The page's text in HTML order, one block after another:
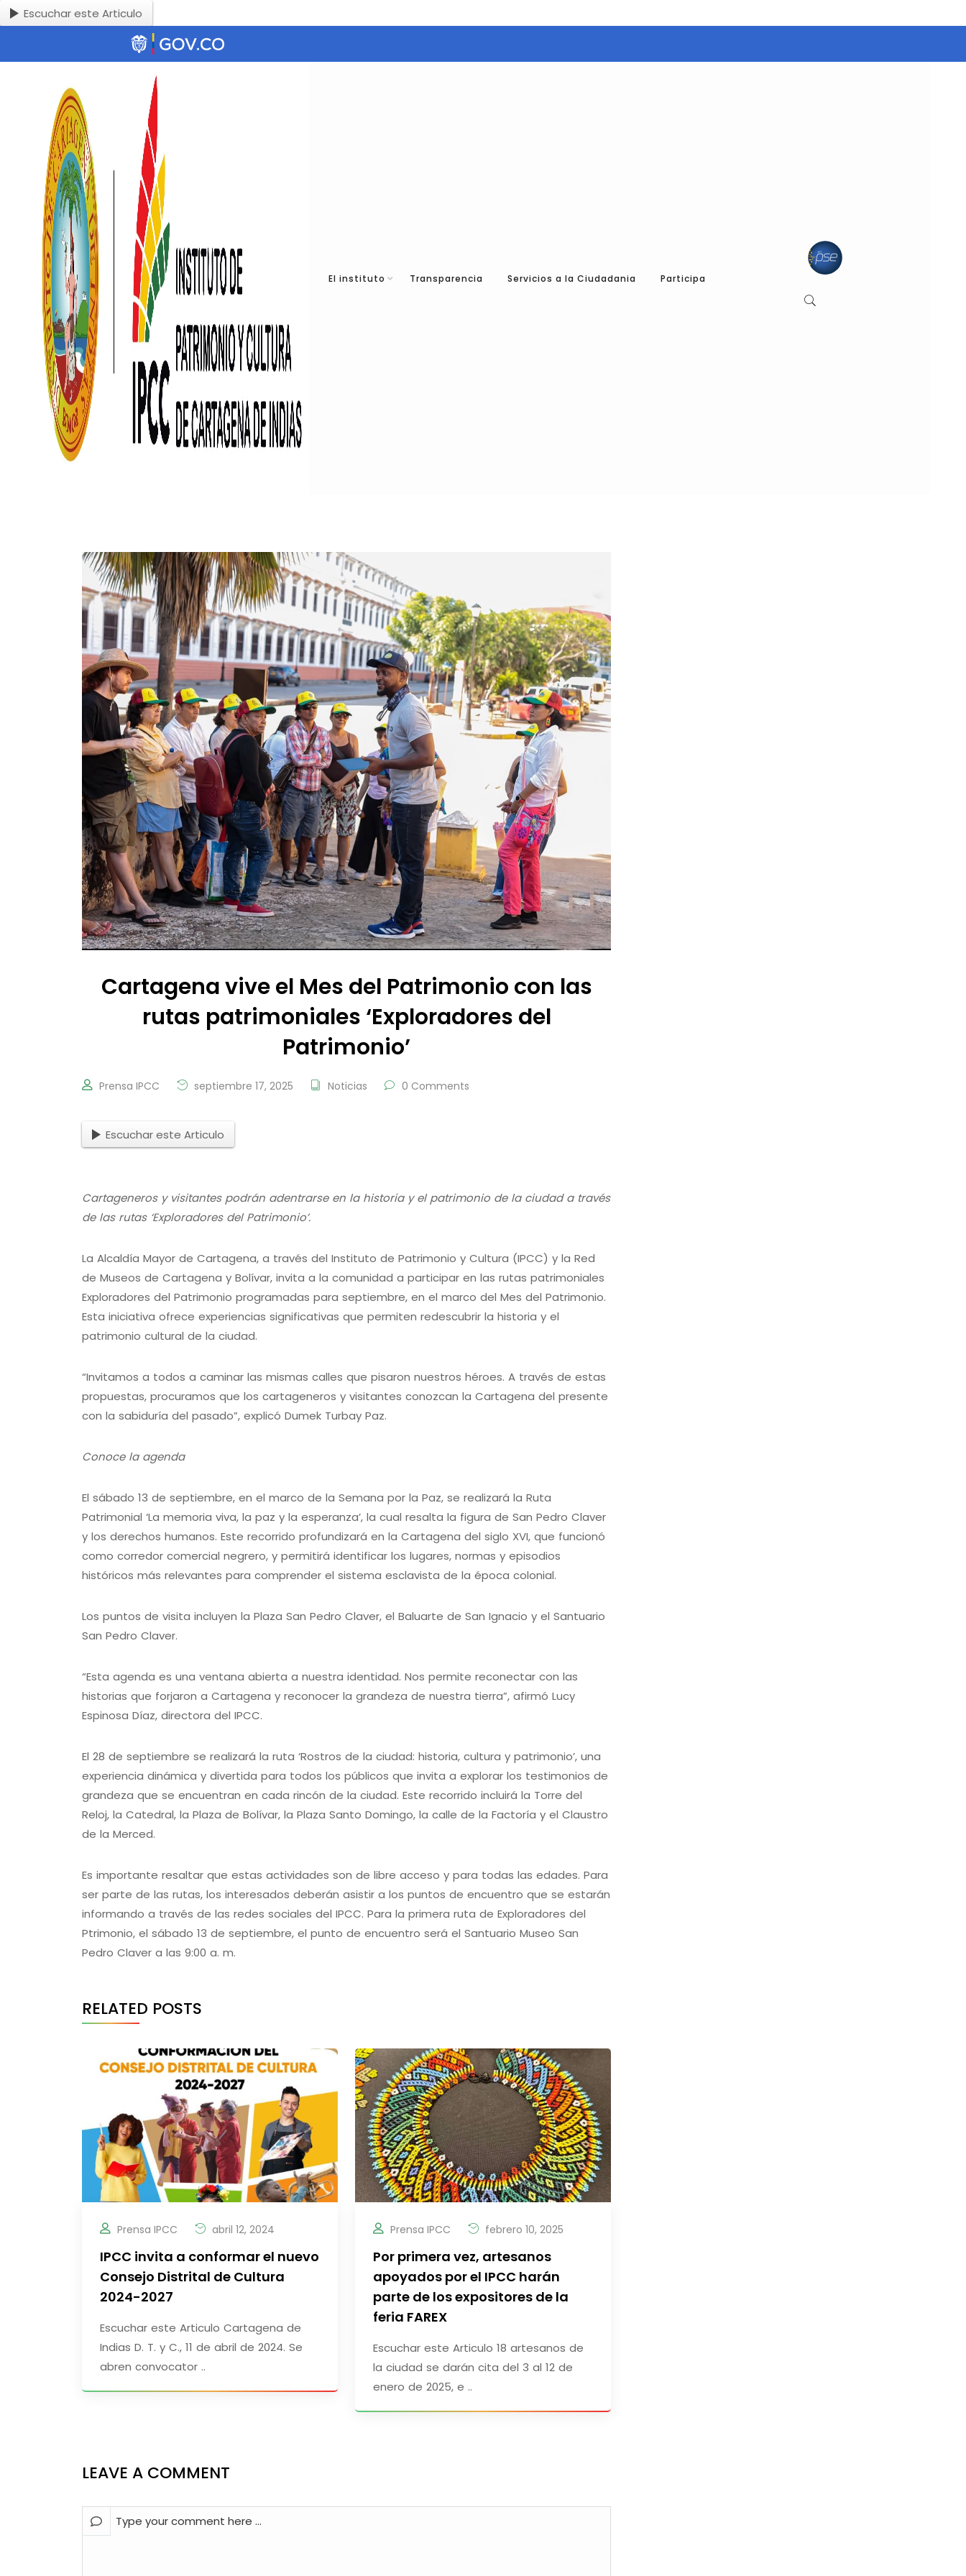
Escuchar este Articulo
El instituto Transparencia Servicios a la Ciudadania Participa
Cartagena vive el Mes del Patrimonio con las
rutas patrimoniales ‘Exploradores del
Patrimonio’
Prensa IPCC septiembre 17, 2025 Noticias 0 Comments
Escuchar este Articulo
Cartageneros y visitantes podrán adentrarse en la historia y el patrimonio de la ciudad a través
de las rutas ‘Exploradores del Patrimonio’.
La Alcaldía Mayor de Cartagena, a través del Instituto de Patrimonio y Cultura (IPCC) y la Red
de Museos de Cartagena y Bolívar, invita a la comunidad a participar en las rutas patrimoniales
Exploradores del Patrimonio programadas para septiembre, en el marco del Mes del Patrimonio.
Esta iniciativa ofrece experiencias significativas que permiten redescubrir la historia y el
patrimonio cultural de la ciudad.
“Invitamos a todos a caminar las mismas calles que pisaron nuestros héroes. A través de estas
propuestas, procuramos que los cartageneros y visitantes conozcan la Cartagena del presente
con la sabiduría del pasado”, explicó Dumek Turbay Paz.
Conoce la agenda
El sábado 13 de septiembre, en el marco de la Semana por la Paz, se realizará la Ruta
Patrimonial ‘La memoria viva, la paz y la esperanza’, la cual resalta la figura de San Pedro Claver
y los derechos humanos. Este recorrido profundizará en la Cartagena del siglo XVI, que funcionó
como corredor comercial negrero, y permitirá identificar los lugares, normas y episodios
históricos más relevantes para comprender el sistema esclavista de la época colonial.
Los puntos de visita incluyen la Plaza San Pedro Claver, el Baluarte de San Ignacio y el Santuario
San Pedro Claver.
“Esta agenda es una ventana abierta a nuestra identidad. Nos permite reconectar con las
historias que forjaron a Cartagena y reconocer la grandeza de nuestra tierra”, afirmó Lucy
Espinosa Díaz, directora del IPCC.
El 28 de septiembre se realizará la ruta ‘Rostros de la ciudad: historia, cultura y patrimonio’, una
experiencia dinámica y divertida para todos los públicos que invita a explorar los testimonios de
grandeza que se encuentran en cada rincón de la ciudad. Este recorrido incluirá la Torre del
Reloj, la Catedral, la Plaza de Bolívar, la Plaza Santo Domingo, la calle de la Factoría y el Claustro
de la Merced.
Es importante resaltar que estas actividades son de libre acceso y para todas las edades. Para
ser parte de las rutas, los interesados deberán asistir a los puntos de encuentro que se estarán
informando a través de las redes sociales del IPCC. Para la primera ruta de Exploradores del
Ptrimonio, el sábado 13 de septiembre, el punto de encuentro será el Santuario Museo San
Pedro Claver a las 9:00 a. m.
RELATED POSTS
Prensa IPCC abril 12, 2024
IPCC invita a conformar el nuevo
Consejo Distrital de Cultura
2024-2027
Escuchar este Articulo Cartagena de
Indias D. T. y C., 11 de abril de 2024. Se
abren convocator ..
Prensa IPCC febrero 10, 2025
Por primera vez, artesanos
apoyados por el IPCC harán
parte de los expositores de la
feria FAREX
Escuchar este Articulo 18 artesanos de
la ciudad se darán cita del 3 al 12 de
enero de 2025, e ..
LEAVE A COMMENT